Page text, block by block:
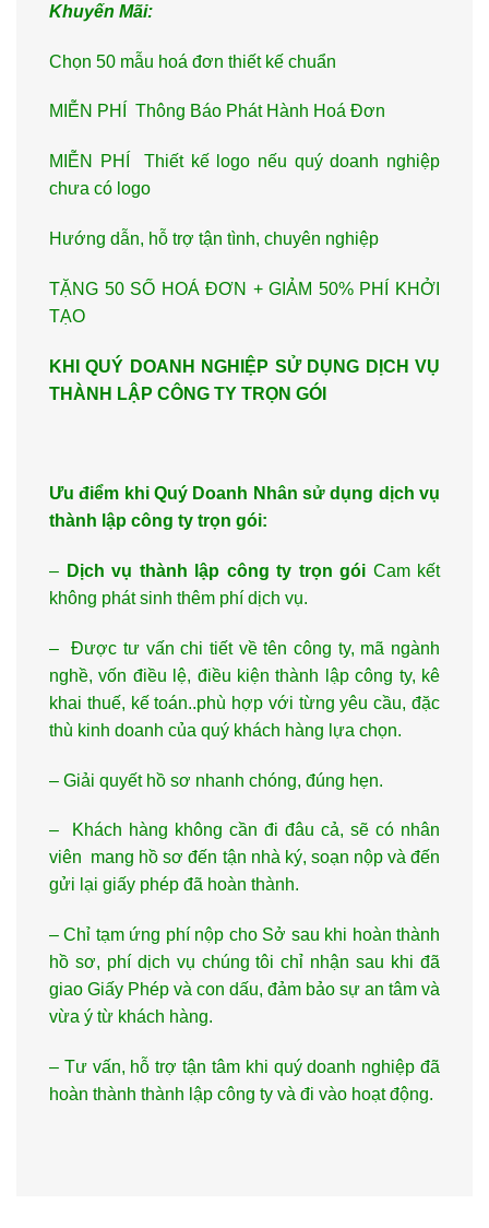
Khuyến Mãi:
Chọn 50 mẫu hoá đơn thiết kế chuẩn
MIỄN PHÍ Thông Báo Phát Hành Hoá Đơn
MIỄN PHÍ Thiết kế logo nếu quý doanh nghiệp
chưa có logo
Hướng dẫn, hỗ trợ tận tình, chuyên nghiệp
TẶNG 50 SỐ HOÁ ĐƠN + GIẢM 50% PHÍ KHỞI
TẠO
KHI QUÝ DOANH NGHIỆP SỬ DỤNG DỊCH VỤ
THÀNH LẬP CÔNG TY TRỌN GÓI
Ưu điểm khi Quý Doanh Nhân sử dụng dịch vụ
thành lập công ty trọn gói:
– Dịch vụ thành lập công ty trọn gói Cam kết
không phát sinh thêm phí dịch vụ.
– Được tư vấn chi tiết về tên công ty, mã ngành
nghề, vốn điều lệ, điều kiện thành lập công ty, kê
khai thuế, kế toán..phù hợp với từng yêu cầu, đặc
thù kinh doanh của quý khách hàng lựa chọn.
– Giải quyết hồ sơ nhanh chóng, đúng hẹn.
– Khách hàng không cần đi đâu cả, sẽ có nhân
viên mang hồ sơ đến tận nhà ký, soạn nộp và đến
gửi lại giấy phép đã hoàn thành.
– Chỉ tạm ứng phí nộp cho Sở sau khi hoàn thành
hồ sơ, phí dịch vụ chúng tôi chỉ nhận sau khi đã
giao Giấy Phép và con dấu, đảm bảo sự an tâm và
vừa ý từ khách hàng.
– Tư vấn, hỗ trợ tận tâm khi quý doanh nghiệp đã
hoàn thành thành lập công ty và đi vào hoạt động.